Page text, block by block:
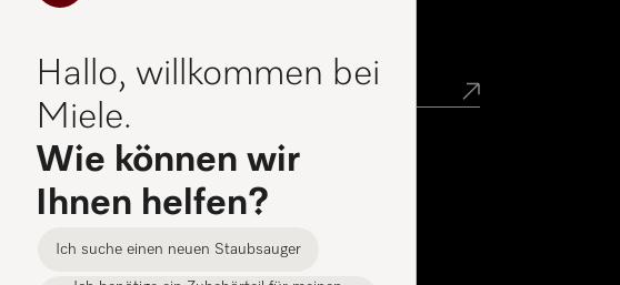
Hallo, willkommen bei
Miele.
Wie können wir
Ihnen helfen?
Ich suche einen neuen Staubsauger
Miele Experience Center